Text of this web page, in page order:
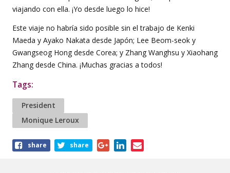
viajando con ella. ¡Yo desde luego lo hice!
Este viaje no habría sido posible sin el trabajo de Kenki
Maeda y Ayako Nakata desde Japón; Lee Beom-seok y
Gwangseog Hong desde Corea; y Zhang Wanghsu y Xiaohang
Zhang desde China. ¡Muchas gracias a todos!
Tags:
President
Monique Leroux
Shareshare share